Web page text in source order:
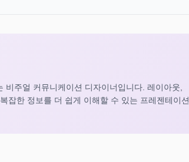
비주얼 커뮤니케이션 디자이너입니다. 레이아웃,
잡한 정보를 더 쉽게 이해할 수 있는 프레젠테이션